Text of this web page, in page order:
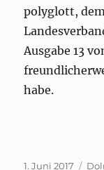
polyglott,
Ausgabe 13
habe.
Veröffentlicht
1. Juni 2017